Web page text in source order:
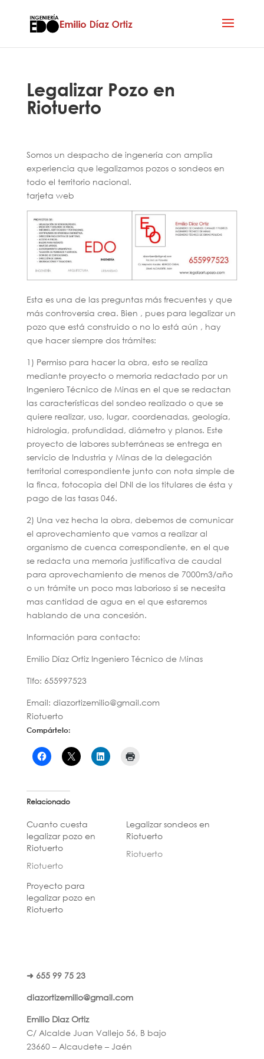
Legalizar Pozo en
Riotuerto
Somos un despacho de ingenería con amplia
experiencia que legalizamos pozos o sondeos en
todo el territorio nacional.
tarjeta web
Esta es una de las preguntas más frecuentes y que
más controversia crea. Bien , pues para legalizar un
pozo que está construido o no lo está aún , hay
que hacer siempre dos trámites:
1) Permiso para hacer la obra, esto se realiza
mediante proyecto o memoria redactado por un
Ingeniero Técnico de Minas en el que se redactan
las características del sondeo realizado o que se
quiere realizar, uso, lugar, coordenadas, geología,
hidrologia, profundidad, diámetro y planos. Este
proyecto de labores subterráneas se entrega en
servicio de Industria y Minas de la delegación
territorial correspondiente junto con nota simple de
la finca, fotocopia del DNI de los titulares de ésta y
pago de las tasas 046.
2) Una vez hecha la obra, debemos de comunicar
el aprovechamiento que vamos a realizar al
organismo de cuenca correspondiente, en el que
se redacta una memoria justificativa de caudal
para aprovechamiento de menos de 7000m3/año
o un trámite un poco mas laborioso si se necesita
mas cantidad de agua en el que estaremos
hablando de una concesión.
Información para contacto:
Emilio Díaz Ortiz Ingeniero Técnico de Minas
Tlfo: 655997523
Email: diazortizemilio@gmail.com
Riotuerto
Compártelo:
Relacionado
Cuanto cuesta
legalizar pozo en
Riotuerto
Riotuerto
Legalizar sondeos en
Riotuerto
Riotuerto
Proyecto para
legalizar pozo en
Riotuerto
➜ 655 99 75 23
diazortizemilio@gmail.com
Emilio Diaz Ortiz
C/ Alcalde Juan Vallejo 56, B bajo
23660 – Alcaudete – Jaén